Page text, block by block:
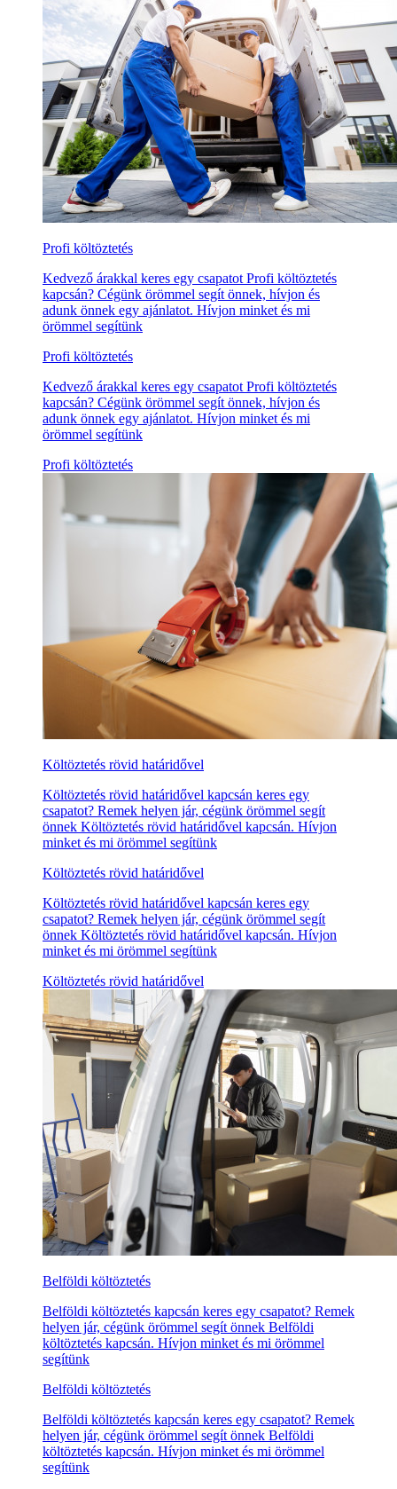
Profi költöztetés
Kedvező árakkal keres egy csapatot Profi költöztetés
kapcsán? Cégünk örömmel segít önnek, hívjon és
adunk önnek egy ajánlatot. Hívjon minket és mi
örömmel segítünk
Profi költöztetés
Kedvező árakkal keres egy csapatot Profi költöztetés
kapcsán? Cégünk örömmel segít önnek, hívjon és
adunk önnek egy ajánlatot. Hívjon minket és mi
örömmel segítünk
Profi költöztetés
Költöztetés rövid határidővel
Költöztetés rövid határidővel kapcsán keres egy
csapatot? Remek helyen jár, cégünk örömmel segít
önnek Költöztetés rövid határidővel kapcsán. Hívjon
minket és mi örömmel segítünk
Költöztetés rövid határidővel
Költöztetés rövid határidővel kapcsán keres egy
csapatot? Remek helyen jár, cégünk örömmel segít
önnek Költöztetés rövid határidővel kapcsán. Hívjon
minket és mi örömmel segítünk
Költöztetés rövid határidővel
Belföldi költöztetés
Belföldi költöztetés kapcsán keres egy csapatot? Remek
helyen jár, cégünk örömmel segít önnek Belföldi
költöztetés kapcsán. Hívjon minket és mi örömmel
segítünk
Belföldi költöztetés
Belföldi költöztetés kapcsán keres egy csapatot? Remek
helyen jár, cégünk örömmel segít önnek Belföldi
költöztetés kapcsán. Hívjon minket és mi örömmel
segítünk